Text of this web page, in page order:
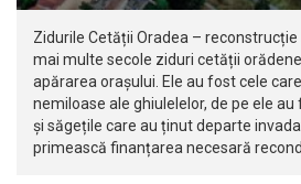
Zidurile Cetății Oradea –
mai multe secole ziduri cetății
apărarea orașului. Ele au fost cele
nemiloase ale ghiulelelor, de pe ele
și săgețile care au ținut departe
primească finanțarea necesară